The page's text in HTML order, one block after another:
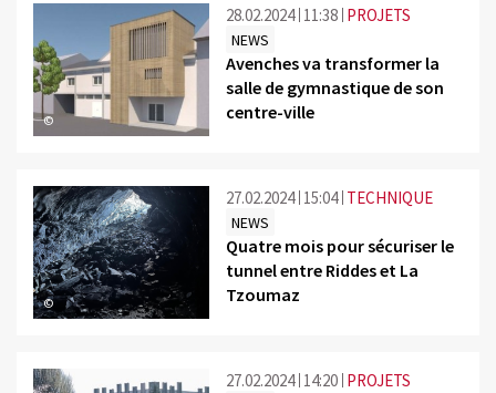
©
28.02.2024 11:38 PROJETS
NEWS
Avenches va transformer la
salle de gymnastique de son
centre-ville
©
27.02.2024 15:04 TECHNIQUE
NEWS
Quatre mois pour sécuriser le
tunnel entre Riddes et La
Tzoumaz
27.02.2024 14:20 PROJETS